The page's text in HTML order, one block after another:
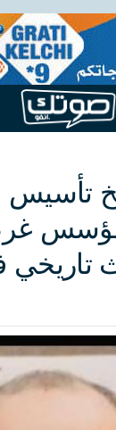
تأسيس